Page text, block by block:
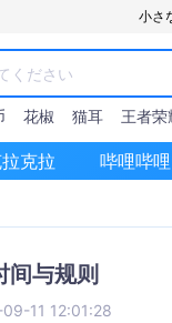
小さ
花椒 猫耳 王者荣
克拉 哔哩哔哩
间与规则
11 12:01:28